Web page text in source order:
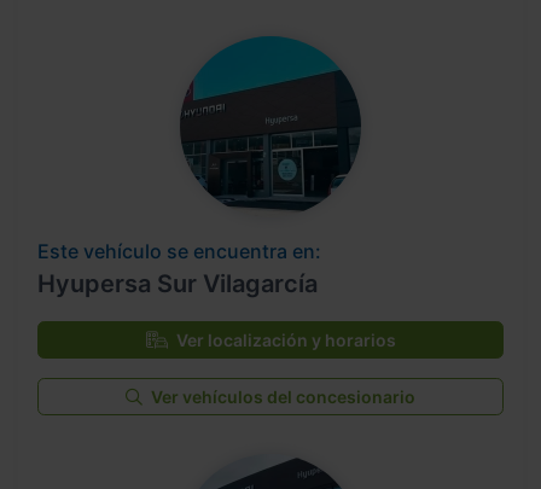
Este vehículo se encuentra en:
Hyupersa Sur Vilagarcía
Ver localización y horarios
Ver vehículos del concesionario